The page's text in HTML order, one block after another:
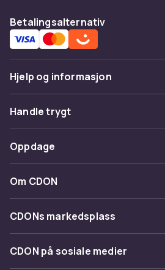
Betalingsalternativ
Hjelp og informasjon
Vanlige spørsmål
Spor pakke
Angre & returner her
Kontakt oss
Handle trygt
Betaling
Levering
Tilbakekallinger
Oppdage
Kategorier
Varemerker
Om CDON
Om oss
Kundeanmeldelser
Jobbe på CDON
CDONs markedsplass
Merchant Help Center
CDON på sosiale medier